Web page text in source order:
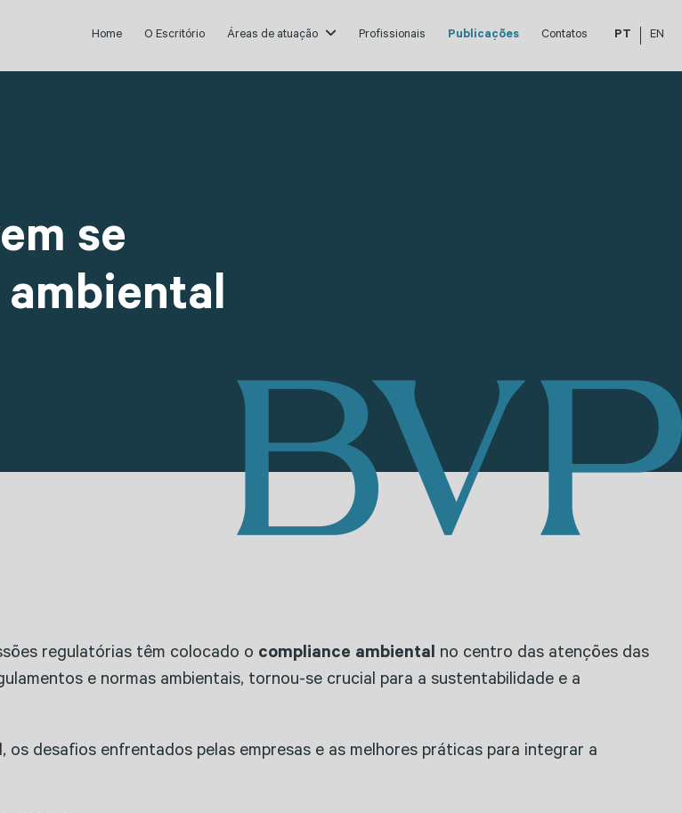
Home O Escritório Áreas de atuação Profissionais Publicações Contatos PT EN
se
regulatórias têm colocado o compliance ambiental no centro das atenções das
e normas ambientais, tornou-se crucial para a sustentabilidade e a
desafios enfrentados pelas empresas e as melhores práticas para integrar a